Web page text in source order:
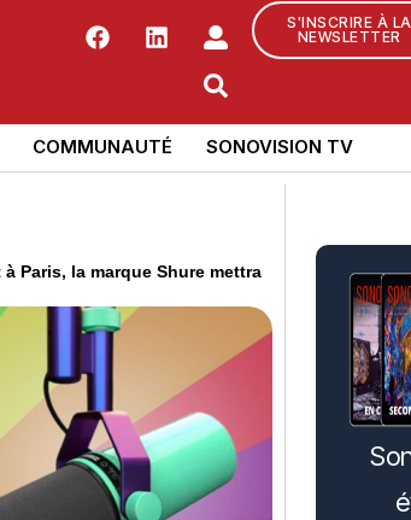
S'INSCRIRE À LA
NEWSLETTER
COMMUNAUTÉ SONOVISION TV
Paris, la marque Shure mettra